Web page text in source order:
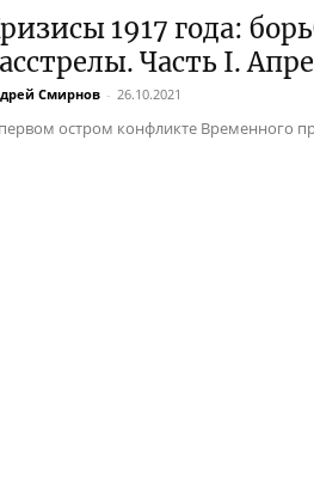
1917 года:
Часть I.
Смирнов - 26.10.2021
остром конфликте Временного